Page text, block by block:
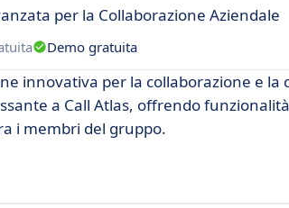
per la Collaborazione Aziendale
Demo gratuita
innovativa per la collaborazione e
a Call Atlas, offrendo
i membri del gruppo.